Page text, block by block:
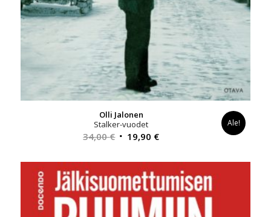
Olli Jalonen
Stalker-vuodet
34,00€ Alkuperäinen
oli:
34,00 €.
19,90 €Nykyinen
on:
19,90 €.
Ale!